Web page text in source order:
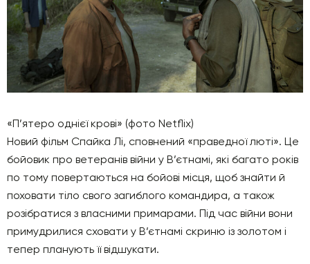
«П’ятеро однієї крові» (фото Netflix)
Новий фільм Спайка Лі, сповнений «праведної люті». Це
бойовик про ветеранів війни у ​​В’єтнамі, які багато років
по тому повертаються на бойові місця, щоб знайти й
поховати тіло свого загиблого командира, а також
розібратися з власними примарами. Під час війни вони
примудрилися сховати у В’єтнамі скриню із золотом і
тепер планують її відшукати.